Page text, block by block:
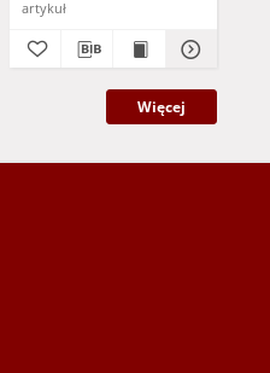
artykuł
Więcej